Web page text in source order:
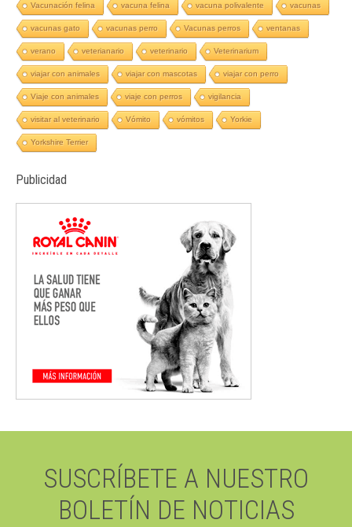
Vacunación felina vacuna felina vacuna polivalente vacunas
vacunas gato vacunas perro Vacunas perros ventanas
verano veterianario veterinario Veterinarium
viajar con animales viajar con mascotas viajar con perro
Viaje con animales viaje con perros vigilancia
visitar al veterinario Vómito vómitos Yorkie
Yorkshire Terrier
Publicidad
SUSCRÍBETE A NUESTRO
BOLETÍN DE NOTICIAS